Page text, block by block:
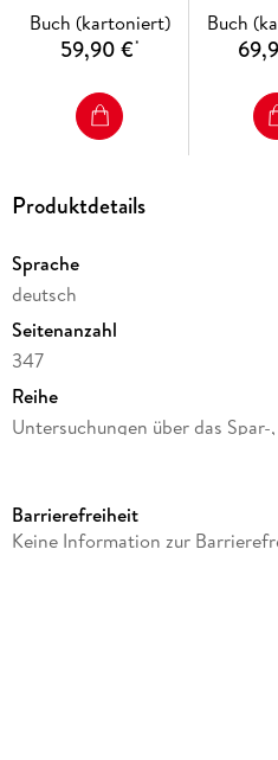
Buch (kartoniert)
59,90 €*
Buch
Produktdetails
Sprache
deutsch
Seitenanzahl
347
Reihe
Untersuchungen über das
Wilfried Fuhrmann
Verlag/Hersteller
Barrierefreiheit
Keine Information zur